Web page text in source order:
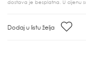
dostava je besplatna. U cijenu
Dodaj u listu želja